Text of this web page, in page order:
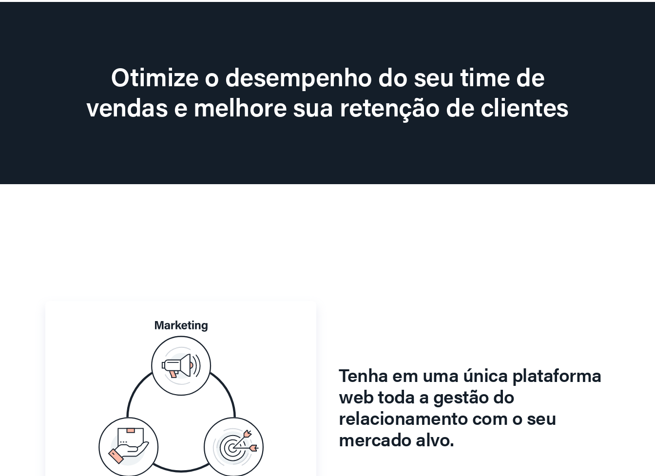
Otimize o desempenho do seu time de
vendas e melhore sua retenção de clientes
Tenha em uma única plataforma
web toda a gestão do
relacionamento com o seu
mercado alvo.